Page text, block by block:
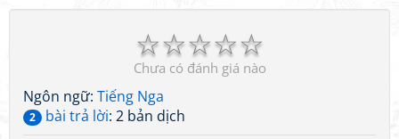
☆
☆
☆
☆
☆
Chưa có đánh giá nào
Ngôn ngữ: Tiếng Nga
2 bài trả lời: 2 bản dịch